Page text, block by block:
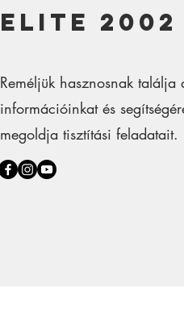
Elite 2002
Reméljük hasznosnak találja
információinkat és
megoldja tisztítási feladatait.